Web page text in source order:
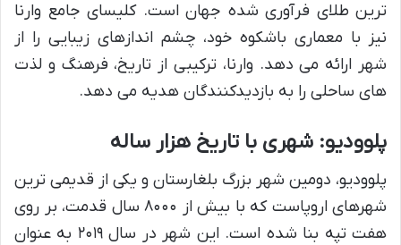
ترین طلای فرآوری شده جهان است. کلیسای جامع وارنا
نیز با معماری باشکوه خود، چشم اندازهای زیبایی را از
شهر ارائه می دهد. وارنا، ترکیبی از تاریخ، فرهنگ و لذت
های ساحلی را به بازدیدکنندگان هدیه می دهد.
پلوودیو: شهری با تاریخ هزار ساله
پلوودیو، دومین شهر بزرگ بلغارستان و یکی از قدیمی ترین
شهرهای اروپاست که با بیش از ۸۰۰۰ سال قدمت، بر روی
هفت تپه بنا شده است. این شهر در سال ۲۰۱۹ به عنوان